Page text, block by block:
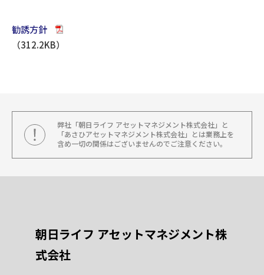
勧誘方針
（312.2KB）
弊社「朝日ライフ アセットマネジメント株式会社」と
「あさひアセットマネジメント株式会社」とは業務上を
含め一切の関係はございませんのでご注意ください。
朝日ライフ アセットマネジメント株
式会社